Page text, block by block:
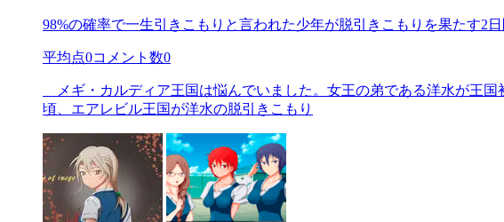
98%の確率で一生引きこもりと言われた少年が脱引きこもりを果たす2日
平均点0コメント数0
メギ・カルディア王国は悩んでいました。女王の弟である洋水が王
頃、エアレビル王国が洋水の脱引きこもり